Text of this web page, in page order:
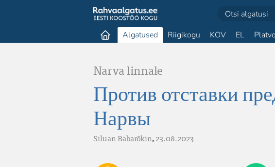
Algatused Riigikogu KOV EL
Narva linnale
Против отставки
Нарвы
Siluan Babarõkin,23.08.2023